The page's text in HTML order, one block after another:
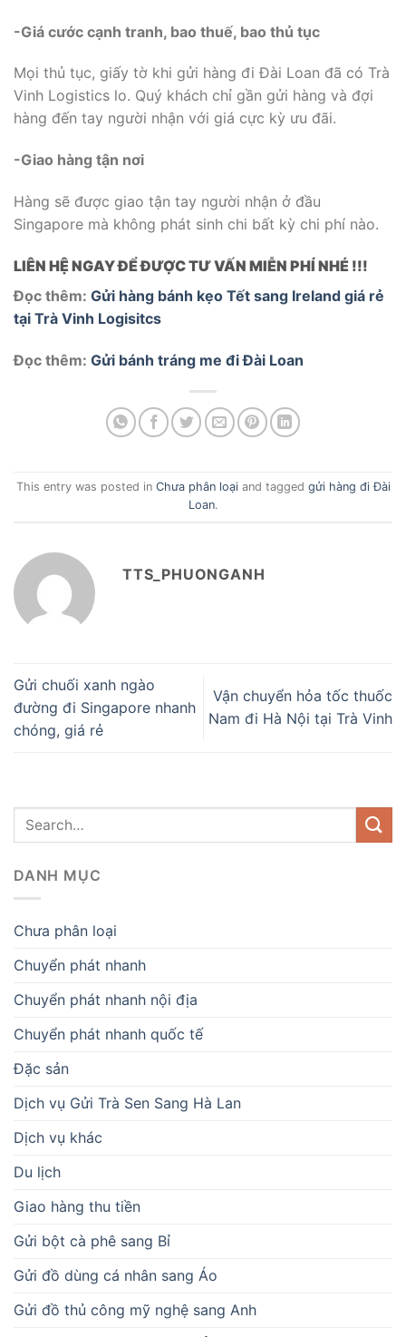
-Giá cước cạnh tranh, bao thuế, bao thủ tục
Mọi thủ tục, giấy tờ khi gửi hàng đi Đài Loan đã có Trà
Vinh Logistics lo. Quý khách chỉ gần gửi hàng và đợi
hàng đến tay người nhận với giá cực kỳ ưu đãi.
-Giao hàng tận nơi
Hàng sẽ được giao tận tay người nhận ở đầu
Singapore mà không phát sinh chi bất kỳ chi phí nào.
LIÊN HỆ NGAY ĐỂ ĐƯỢC TƯ VẤN MIỄN PHÍ NHÉ !!!
Đọc thêm: Gửi hàng bánh kẹo Tết sang Ireland giá rẻ
tại Trà Vinh Logisitcs
Đọc thêm: Gửi bánh tráng me đi Đài Loan
This entry was posted in Chưa phân loạiand tagged gửi hàng đi Đài
Loan.
TTS_PHUONGANH
Gửi chuối xanh ngào
đường đi Singapore nhanh
chóng, giá rẻ
Vận chuyển hỏa tốc thuốc
Nam đi Hà Nội tại Trà Vinh
DANH MỤC
Chưa phân loại
Chuyển phát nhanh
Chuyển phát nhanh nội địa
Chuyển phát nhanh quốc tế
Đặc sản
Dịch vụ Gửi Trà Sen Sang Hà Lan
Dịch vụ khác
Du lịch
Giao hàng thu tiền
Gửi bột cà phê sang Bỉ
Gửi đồ dùng cá nhân sang Áo
Gửi đồ thủ công mỹ nghệ sang Anh